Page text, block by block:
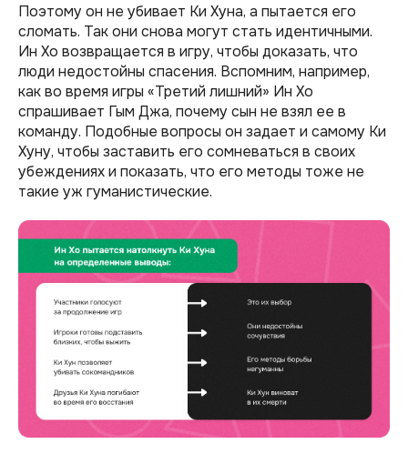
Поэтому он не убивает Ки Хуна, а пытается его
сломать. Так они снова могут стать идентичными.
Ин Хо возвращается в игру, чтобы доказать, что
люди недостойны спасения. Вспомним, например,
как во время игры «Третий лишний» Ин Хо
спрашивает Гым Джа, почему сын не взял ее в
команду. Подобные вопросы он задает и самому Ки
Хуну, чтобы заставить его сомневаться в своих
убеждениях и показать, что его методы тоже не
такие уж гуманистические.